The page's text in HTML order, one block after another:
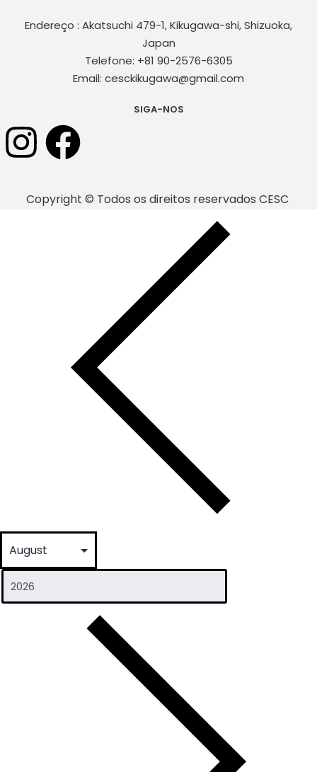
Endereço : Akatsuchi 479-1, Kikugawa-shi, Shizuoka,
Japan
Telefone: +81 90-2576-6305
Email: cesckikugawa@gmail.com
SIGA-NOS
Copyright © Todos os direitos reservados CESC